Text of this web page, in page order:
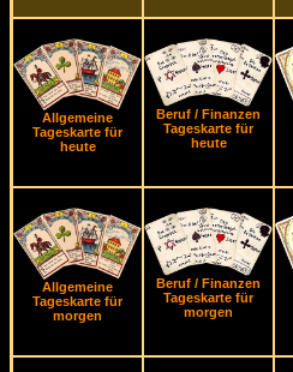
Allgemeine
Tageskarte für
heute
Beruf / Finanzen
Tageskarte für
heute
Allgemeine
Tageskarte für
morgen
Beruf / Finanzen
Tageskarte für
morgen